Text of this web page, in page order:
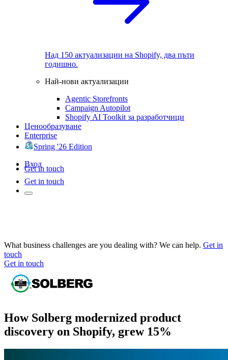
Над 150 актуализации на Shopify, два пъти
годишно.
Най-нови актуализации
Agentic Storefronts
Campaign Autopilot
Shopify AI Toolkit за разработчици
Ценообразуване
Enterprise
Spring '26 Edition
Вход
Get in touch
Get in touch
What business challenges are you dealing with? We can help. Get in
touch
Get in touch
How Solberg modernized product
discovery on Shopify, grew 15%